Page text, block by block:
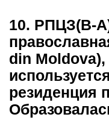
10. РПЦЗ(В-
din
резиденция